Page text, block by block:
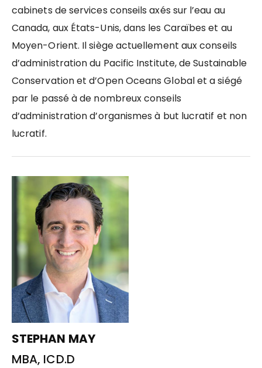
cabinets de services conseils axés sur l’eau au
Canada, aux États-Unis, dans les Caraïbes et au
Moyen-Orient. Il siège actuellement aux conseils
d’administration du Pacific Institute, de Sustainable
Conservation et d’Open Oceans Global et a siégé
par le passé à de nombreux conseils
d’administration d’organismes à but lucratif et non
lucratif.
STEPHAN MAY
MBA, ICD.D